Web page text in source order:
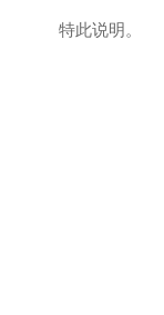
特此说明。